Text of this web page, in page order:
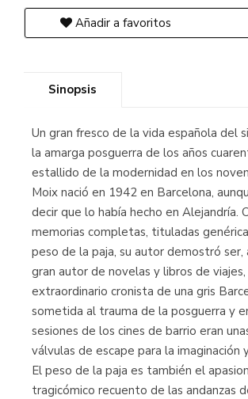
Añadir a favoritos
Sinopsis
Un gran fresco de la vida española del
la amarga posguerra de los años
estallido de la modernidad en los
Moix nació en 1942 en Barcelona,
decir que lo había hecho en Alejandría.
memorias completas, tituladas
peso de la paja, su autor demostró ser,
gran autor de novelas y libros de
extraordinario cronista de una gris
sometida al trauma de la posguerra y
sesiones de los cines de barrio eran
válvulas de escape para la imaginación
El peso de la paja es también el
tragicómico recuento de las andanzas